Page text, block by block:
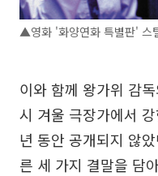
▲영화 '화양연화 특별판' 스
이와 함께 왕가위 감
시 겨울 극장가에서
년 동안 공개되지 않
른 세 가지 결말을 담